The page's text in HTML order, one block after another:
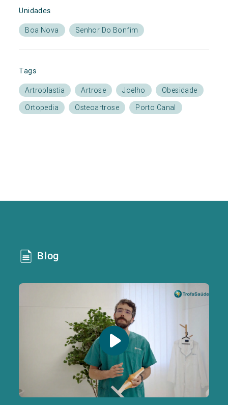
Unidades
Boa Nova Senhor Do Bonfim
Tags
Artroplastia Artrose Joelho
Obesidade
Ortopedia
Osteoartrose Porto Canal
Blog